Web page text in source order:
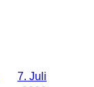
7. Juli